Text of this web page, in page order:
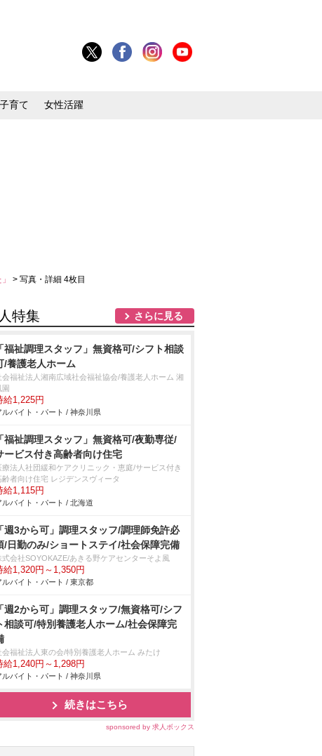
子育て 女性活躍
> 写真・詳細 4枚目
特集 さらに見る
「福祉調理スタッフ」無資格可/シフト相談
/養護老人ホーム
会福祉法人湘南広域社会福祉協会/養護老人ホーム 湘
園
給1,225円
ルバイト・パート / 神奈川県
「福祉調理スタッフ」無資格可/夜勤専従/
ービス付き高齢者向け住宅
療法人社団緩和ケアクリニック・恵庭/サービス付き
齢者向け住宅 レジデンスヴィータ
給1,115円
ルバイト・パート / 北海道
「週3から可」調理スタッフ/調理師免許必
/日勤のみ/ショートステイ/社会保障完備
式会社SOYOKAZE/あきる野ケアセンターそよ風
給1,320円～1,350円
ルバイト・パート / 東京都
「週2から可」調理スタッフ/無資格可/シフ
相談可/特別養護老人ホーム/社会保障完
会福祉法人東の会/特別養護老人ホーム みたけ
給1,240円～1,298円
ルバイト・パート / 神奈川県
続きはこちら
sponsored by 求人ボックス